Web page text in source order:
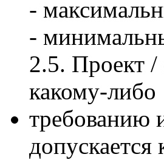
-
-
2.5. Проект /
какому-либо
требованию